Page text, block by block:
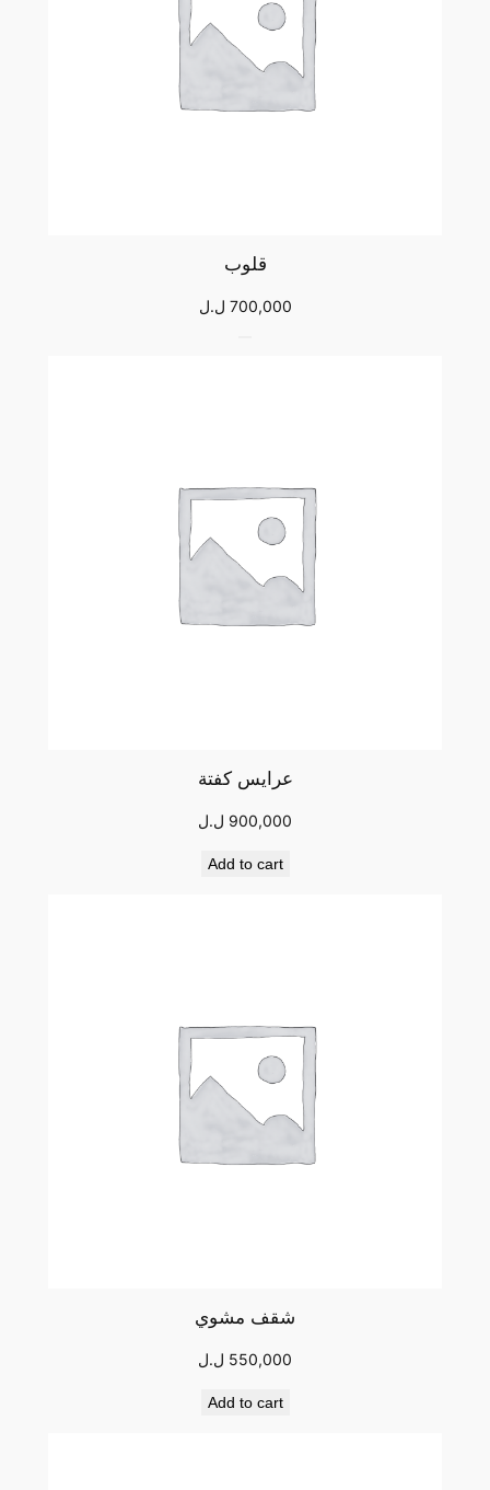
قلوب
700,000 ل.ل
عرايس كفتة
900,000 ل.ل
Add to cart
شقف مشوي
550,000 ل.ل
Add to cart